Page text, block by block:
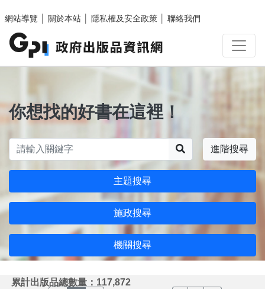
網站導覽
關於本站 隱私權及安全政策 聯絡我們
你想找的好書在這裡！
進階搜尋
主題搜尋
施政搜尋
機關搜尋
累計出版品總數量：117,872